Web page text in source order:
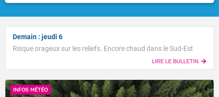
Demain : jeudi 6
Risque orageux sur les reliefs. Encore chaud dans le Sud-Est
LIRE LE BULLETIN
INFOS MÉTÉO